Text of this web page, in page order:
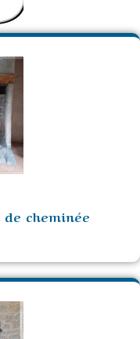
cheminée